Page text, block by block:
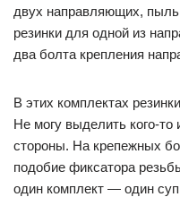
двух направляющих,
резинки для одной из
два болта крепления
В этих комплектах
Не могу выделить кого-
стороны. На крепежных
подобие фиксатора
один комплект — один